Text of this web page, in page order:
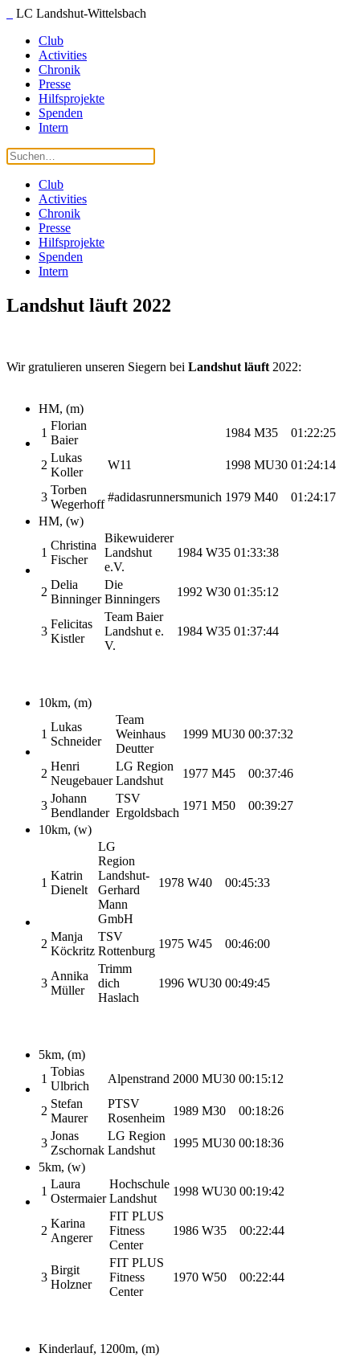
LC Landshut-Wittelsbach
Club
Activities
Chronik
Presse
Hilfsprojekte
Spenden
Intern
Club
Activities
Chronik
Presse
Hilfsprojekte
Spenden
Intern
Landshut läuft 2022
Wir gratulieren unseren Siegern bei Landshut läuft 2022:
HM, (m)
1
Florian
Baier
1984 M35 01:22:25
2
Lukas
Koller
W11 1998 MU30 01:24:14
3
Torben
Wegerhoff
#adidasrunnersmunich 1979 M40
01:24:17
HM, (w)
1
Christina
Fischer
Bikewuiderer
Landshut
e.V.
1984 W35 01:33:38
2
Delia
Binninger
Die
Binningers
1992 W30 01:35:12
3
Felicitas
Kistler
Team Baier
Landshut e.
V.
1984 W35 01:37:44
10km, (m)
1
Lukas
Schneider
Team
Weinhaus
Deutter
1999 MU30 00:37:32
2
Henri
Neugebauer
LG Region
Landshut
1977 M45 00:37:46
3
Johann
Bendlander
TSV
Ergoldsbach
1971 M50
00:39:27
10km, (w)
1
Katrin
Dienelt
LG
Region
Landshut-
Gerhard
Mann
GmbH
1978 W40 00:45:33
2
Manja
Köckritz
TSV
Rottenburg
1975 W45 00:46:00
3
Annika
Müller
Trimm
dich
Haslach
1996 WU30 00:49:45
5km, (m)
1
Tobias
Ulbrich
Alpenstrand 2000 MU30 00:15:12
2
Stefan
Maurer
PTSV
Rosenheim
1989 M30 00:18:26
3
Jonas
Zschornak
LG Region
Landshut
1995 MU30 00:18:36
5km, (w)
1
Laura
Ostermaier
Hochschule
Landshut
1998 WU30 00:19:42
2
Karina
Angerer
FIT PLUS
Fitness
Center
1986 W35 00:22:44
3
Birgit
Holzner
FIT PLUS
Fitness
Center
1970 W50 00:22:44
Kinderlauf, 1200m, (m)